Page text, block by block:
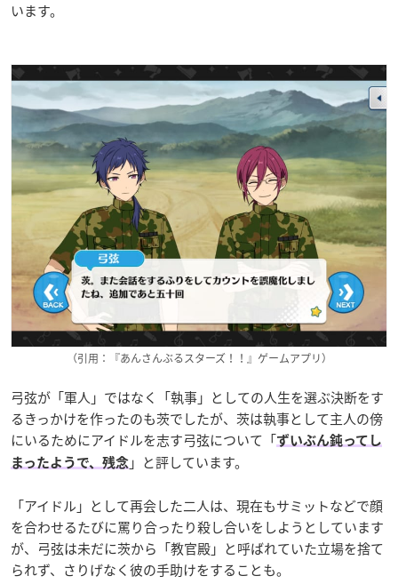
います。
（引用：『あんさんぶるスターズ！！』ゲームアプリ）
弓弦が「軍人」ではなく「執事」としての人生を選ぶ決断をす
るきっかけを作ったのも茨でしたが、茨は執事として主人の傍
にいるためにアイドルを志す弓弦について「ずいぶん鈍ってし
まったようで、残念 」と評しています。
「アイドル」として再会した二人は、現在もサミットなどで顔
を合わせるたびに罵り合ったり殺し合いをしようとしています
が、弓弦は未だに茨から「教官殿」と呼ばれていた立場を捨て
られず、さりげなく彼の手助けをすることも。